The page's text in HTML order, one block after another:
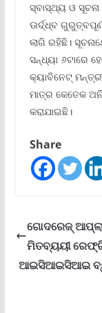
ସ୍ବାସ୍ଥ୍ୟ ଓ
ଊର୍ଦ୍ଧ୍ବ
ଲାଗି ରହିଛି।
ସନ୍ଧ୍ୟା ୬ଟାରେ
କ୍ୟାବିନେଟ୍
ମାତ୍ର କେତେକ
କରାଯାଇଛି।
Share
ଗୋଦରେଜ୍
ମିତବ୍ୟୟୀ
ଆଇସିଆଇସିଆଇ